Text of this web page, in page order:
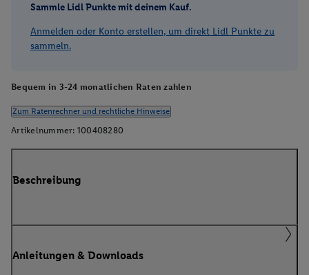
Sammle Lidl Punkte mit deinem Kauf.
Anmelden oder Konto erstellen, um direkt Lidl Punkte zu
sammeln.
Bequem in 3-24 monatlichen Raten zahlen
Zum Ratenrechner und rechtliche Hinweise
Artikelnummer: 100408280
Beschreibung
Anleitungen & Downloads